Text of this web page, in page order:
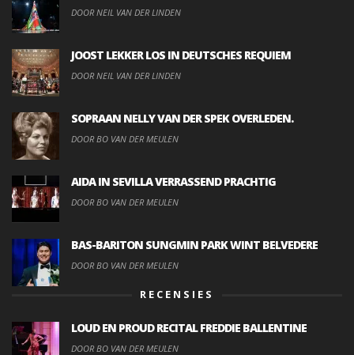
DOOR NEIL VAN DER LINDEN
JOOST LEKKER LOS IN DEUTSCHES REQUIEM
DOOR NEIL VAN DER LINDEN
SOPRAAN NELLY VAN DER SPEK OVERLEDEN.
DOOR BO VAN DER MEULEN
AIDA IN SEVILLA VERRASSEND PRACHTIG
DOOR BO VAN DER MEULEN
BAS-BARITON SUNGMIN PARK WINT BELVEDERE
DOOR BO VAN DER MEULEN
RECENSIES
LOUD EN PROUD RECITAL FREDDIE BALLENTINE
DOOR BO VAN DER MEULEN